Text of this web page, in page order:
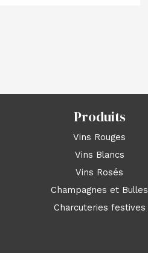
Produits
Vins Rouges
Vins Blancs
Vins Rosés
Champagnes et Bulles
Charcuteries festives